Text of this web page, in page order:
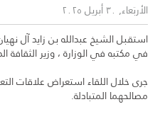
الأربَعاء, ٣٠ أبريل ٢٠٢٥
استقبل الشيخ عبدالله بن زايد آل
في مكتبه في الوزارة ، وزير
جرى خلال اللقاء استعراض علاقات
مصالحهما المتبادلة.